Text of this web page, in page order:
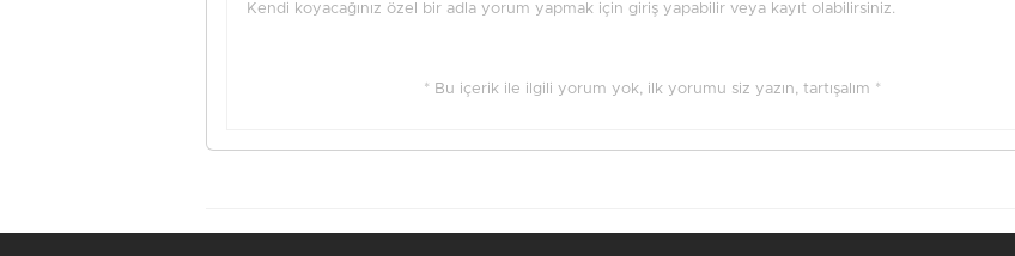
Kendi koyacağınız özel bir adla yorum yapmak için giriş yapabilir veya kayıt olabilirsiniz.
* Bu içerik ile ilgili yorum yok, ilk yorumu siz yazın, tartışalım *